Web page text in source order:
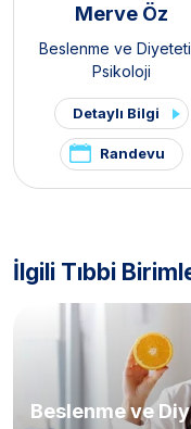
Merve Öz
Beslenme ve
Psikoloji
Detaylı Bilgi
Randevu
İlgili Tıbbi
Beslenme ve